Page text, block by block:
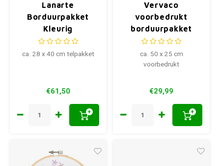
Lanarte
Borduurpakket
Kleurig
bloemenboeket
PN-0214127
ca. 28 x 40 cm telpakket
€61,50
+
Vervaco
voorbedrukt
borduurpakket
kussen Meadow
Flowers
ca. 50 x 25 cm
voorbedrukt
€29,99
+